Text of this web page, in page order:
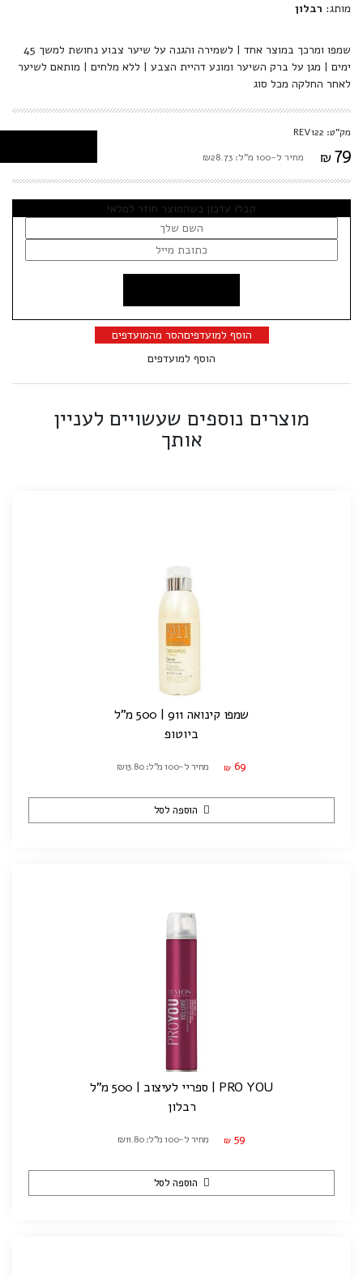
מותג: רבלון
שמפו ומרכך במוצר אחד | לשמירה והגנה על שיער צבוע נחושת למשך 45
ימים | מגן על ברק השיער ומונע דהיית הצבע | ללא מלחים | מותאם לשיער
לאחר החלקה מכל סוג
מק"ט: REV122
₪ 79 מחיר ל-100 מ"ל: ₪28.73
קבלו עדכון כשהמוצר חוזר למלאי
הוסף למועדפיםהסר מהמועדפים
הוסף למועדפים
מוצרים נוספים שעשויים לעניין
אותך
שמפו קינואה 911 | 500 מ"ל
ביוטופ
₪ 69 מחיר ל-100 מ"ל: ₪13.80
הוספה לסל
PRO YOU | ספריי לעיצוב | 500 מ"ל
רבלון
₪ 59 מחיר ל-100 מ"ל: ₪11.80
הוספה לסל